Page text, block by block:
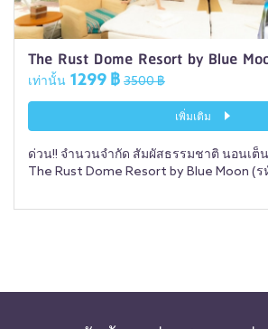
The Rust Dome Resort by Blue
เท่านั้น 1299 ฿ 3500 ฿
เพิ่มเติม
ด่วน!! จำนวนจำกัด สัมผัสธรรมชาติ นอนเต็
The Rust Dome Resort by Blue Moon (ร